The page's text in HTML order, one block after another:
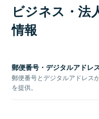
ビジネス・法
情報
郵便番号・デジタルアドレ
郵便番号とデジタルアドレス
を提供。